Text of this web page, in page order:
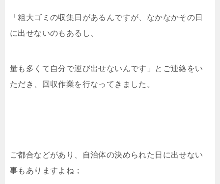
「粗大ゴミの収集日があるんですが、なかなかその日
に出せないのもあるし、
量も多くて自分で運び出せないんです」とご連絡をい
ただき、回収作業を行なってきました。
ご都合などがあり、自治体の決められた日に出せない
事もありますよね；